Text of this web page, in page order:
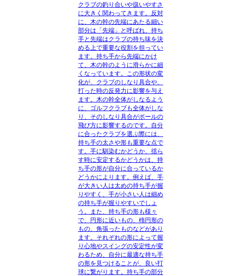
クラブの釣り合いや扱いやすさ
に大きく関わってきます。反対
に、木の幹の先端にあたる細い
部分は「先端」と呼ばれ、持ち
手と先端はクラブの持ち味を決
める上で重要な役割を担ってい
ます。持ち手から先端にかけ
て、木の幹のように滑らかに細
くなっています。この形状の変
化が、クラブのしなり具合や、
打った時の反発力に影響を与え
ます。木の幹全体がしなるよう
に、ゴルフクラブも全体がしな
り、そのしなり具合がボールの
飛び方に影響するのです。自分
に合ったクラブを選ぶ際には、
持ち手の太さや形も重要な点で
す。手に馴染むかどうか、揺ら
す時に安定するかどうかは、持
ち手の形が自分に合っているか
どうかによります。例えば、手
が大きい人は太めの持ち手が握
りやすく、手が小さい人は細め
の持ち手が握りやすいでしょ
う。また、持ち手の形も様々
で、円形に近いもの、楕円形の
もの、角張ったものなどがあり
ます。それぞれの形によって握
り心地やスイングの安定性が変
わるため、自分に最適な持ち手
の形を見つけることが、良い打
球に繋がります。持ち手の部分